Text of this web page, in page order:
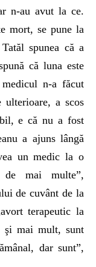
n-au avut la ce.
mort, se pune la
spunea că a
că luna este
n-a făcut
a scos
e că nu a fost
a ajuns lângă
un medic la o
de mai multe”,
de cuvânt de la
terapeutic la
şi mai mult, sunt
dar sunt”,